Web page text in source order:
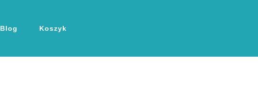
Blog Koszyk